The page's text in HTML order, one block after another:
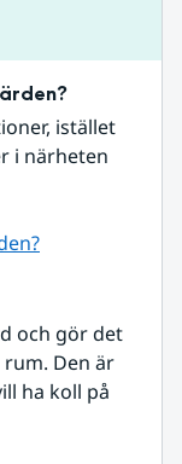
istället
i närheten
och gör det
Den är
ha koll på